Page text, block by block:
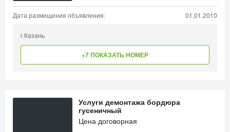
Дата размещения объявления: 01.01.2010
г.Казань
+7 ПОКАЗАТЬ НОМЕР
Услуги демонтажа бордюра
гусеничный
Цена договорная